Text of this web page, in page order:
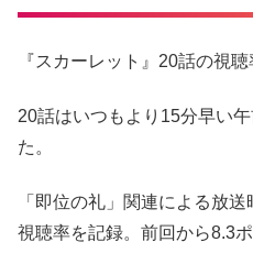
『スカーレット』20話の視聴
20話はいつもより15分早い
た。
「即位の礼」関連による放
視聴率を記録。前回から8.3